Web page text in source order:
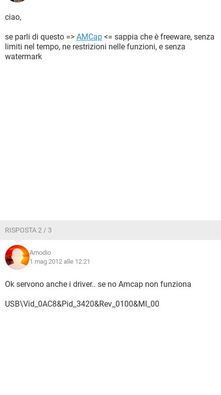
ciao,
se parli di questo => AMCap <= sappia che è freeware, senza
limiti nel tempo, ne restrizioni nelle funzioni, e senza
watermark
RISPOSTA 2 / 3
Amodio
1 mag 2012 alle 12:21
Ok servono anche i driver.. se no Amcap non funziona
USB\Vid_0AC8&Pid_3420&Rev_0100&MI_00